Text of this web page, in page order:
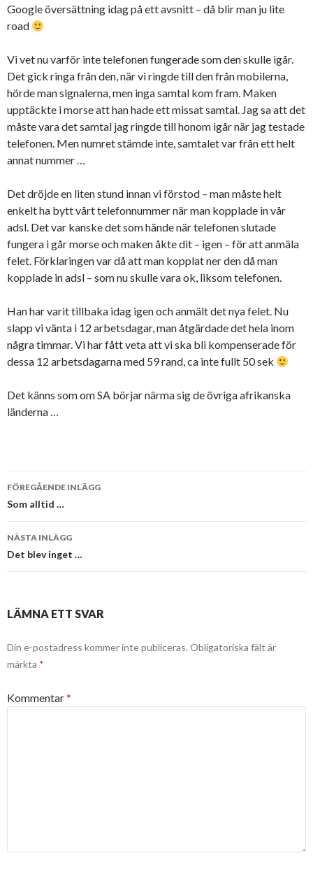
Google översättning idag på ett avsnitt – då blir man ju lite
road
Vi vet nu varför inte telefonen fungerade som den skulle igår.
Det gick ringa från den, när vi ringde till den från mobilerna,
hörde man signalerna, men inga samtal kom fram. Maken
upptäckte i morse att han hade ett missat samtal. Jag sa att det
måste vara det samtal jag ringde till honom igår när jag testade
telefonen. Men numret stämde inte, samtalet var från ett helt
annat nummer …
Det dröjde en liten stund innan vi förstod – man måste helt
enkelt ha bytt vårt telefonnummer när man kopplade in vår
adsl. Det var kanske det som hände när telefonen slutade
fungera i går morse och maken åkte dit – igen – för att anmäla
felet. Förklaringen var då att man kopplat ner den då man
kopplade in adsl – som nu skulle vara ok, liksom telefonen.
Han har varit tillbaka idag igen och anmält det nya felet. Nu
slapp vi vänta i 12 arbetsdagar, man åtgärdade det hela inom
några timmar. Vi har fått veta att vi ska bli kompenserade för
dessa 12 arbetsdagarna med 59 rand, ca inte fullt 50 sek
Det känns som om SA börjar närma sig de övriga afrikanska
länderna …
Inläggsnavigering
FÖREGÅENDE INLÄGG
Som alltid …
NÄSTA INLÄGG
Det blev inget …
LÄMNA ETT SVAR
Din e-postadress kommer inte publiceras. Obligatoriska fält är
märkta *
Kommentar*